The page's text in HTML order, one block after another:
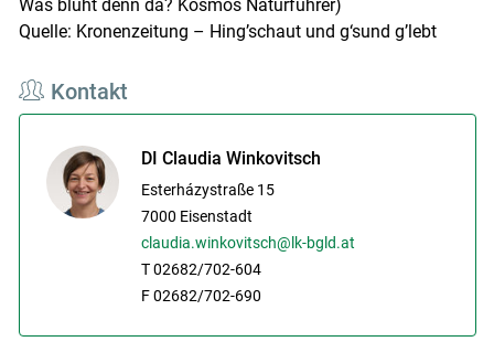
Was blüht denn da? Kosmos Naturführer)
Quelle: Kronenzeitung – Hing’schaut und g‘sund g’lebt
Kontakt
DI Claudia Winkovitsch
Esterházystraße 15
7000 Eisenstadt
claudia.winkovitsch@lk-bgld.at
T 02682/702-604
F 02682/702-690